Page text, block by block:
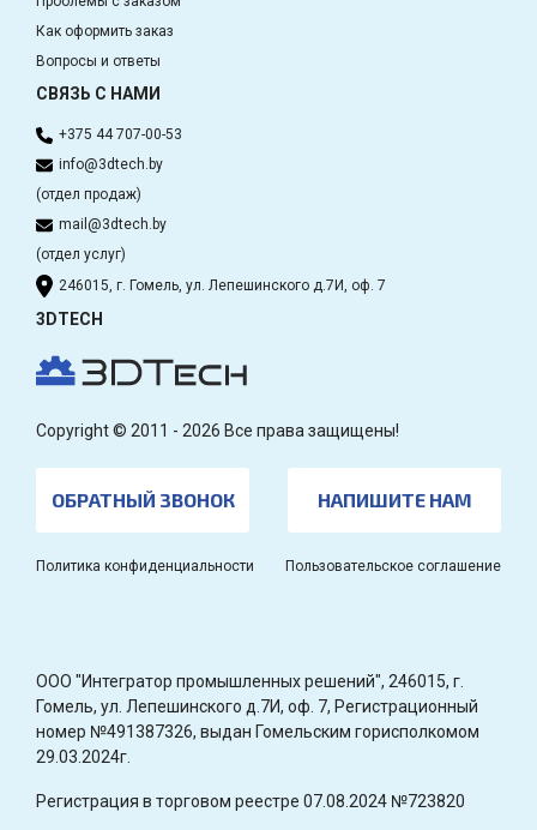
Как оформить заказ
Вопросы и ответы
СВЯЗЬ С НАМИ
+375 44 707-00-53
info@3dtech.by
(отдел продаж)
mail@3dtech.by
(отдел услуг)
246015, г. Гомель, ул. Лепешинского д.7И, оф. 7
3DTECH
Copyright © 2011 - 2026 Все права защищены!
ОБРАТНЫЙ ЗВОНОК НАПИШИТЕ НАМ
Политика конфиденциальности Пользовательское соглашение
OOO "Интегратор промышленных решений", 246015, г.
Гомель, ул. Лепешинского д.7И, оф. 7, Регистрационный
номер №491387326, выдан Гомельским горисполкомом
29.03.2024г.
Регистрация в торговом реестре 07.08.2024 №723820